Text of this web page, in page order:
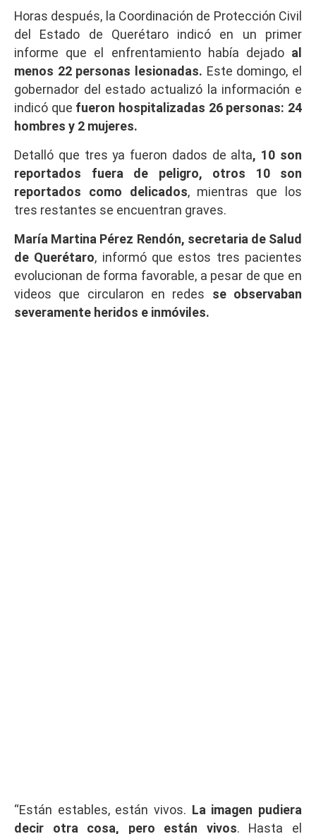
Horas después, la Coordinación de Protección Civil
del Estado de Querétaro indicó en un primer
informe que el enfrentamiento había dejadoal
menos 22 personas lesionadas. Este domingo, el
gobernador del estado actualizó la información e
indicó que fueron hospitalizadas 26 personas: 24
hombres y 2 mujeres.
Detalló que tres ya fueron dados de alta, 10 son
reportados fuera de peligro, otros 10 son
reportados como delicados, mientras que los
tres restantes se encuentran graves.
María Martina Pérez Rendón, secretaria de Salud
de Querétaro, informó que estos tres pacientes
evolucionan de forma favorable, a pesar de que en
videos que circularon en redes se observaban
severamente heridos e inmóviles.
“Están estables, están vivos. La imagen pudiera
decir otra cosa, pero están vivos. Hasta el